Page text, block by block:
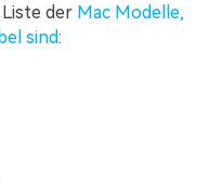
der Mac Modelle,
sind: